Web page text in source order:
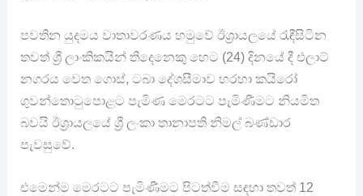
පවතින යුදමය වාතාවරණය හමුවේ ඊශ්‍රායලයේ රැඳීසිටින
තවත් ශ්‍රී ලාංකිකයින් තිදෙනෙකු හෙට (24) දිනයේ දී එලාට්
නගරය වෙත ගොස්, ටබා දේශසීමාව හරහා කයිරෝ
ගුවන්තොටුපොළට පැමිණ මෙරටට පැමිණීමට නියමිත
බවයි ඊශ්‍රායලයේ ශ්‍රී ලංකා තානාපති නිමල් බණ්ඩාර
පැවසුවේ.
එමෙන්ම මෙරටට පැමිණීමට පිටත්වීම සඳහා තවත් 12